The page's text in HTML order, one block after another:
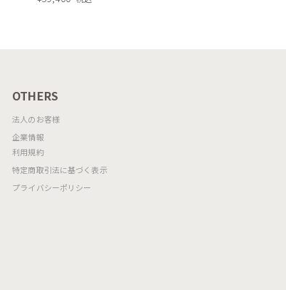
OTHERS
法人のお客様
企業情報
利用規約
特定商取引法に基づく表示
プライバシーポリシー